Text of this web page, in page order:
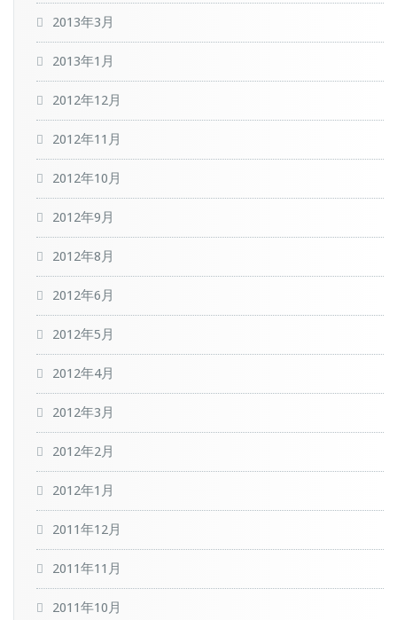
2013年3月
2013年1月
2012年12月
2012年11月
2012年10月
2012年9月
2012年8月
2012年6月
2012年5月
2012年4月
2012年3月
2012年2月
2012年1月
2011年12月
2011年11月
2011年10月